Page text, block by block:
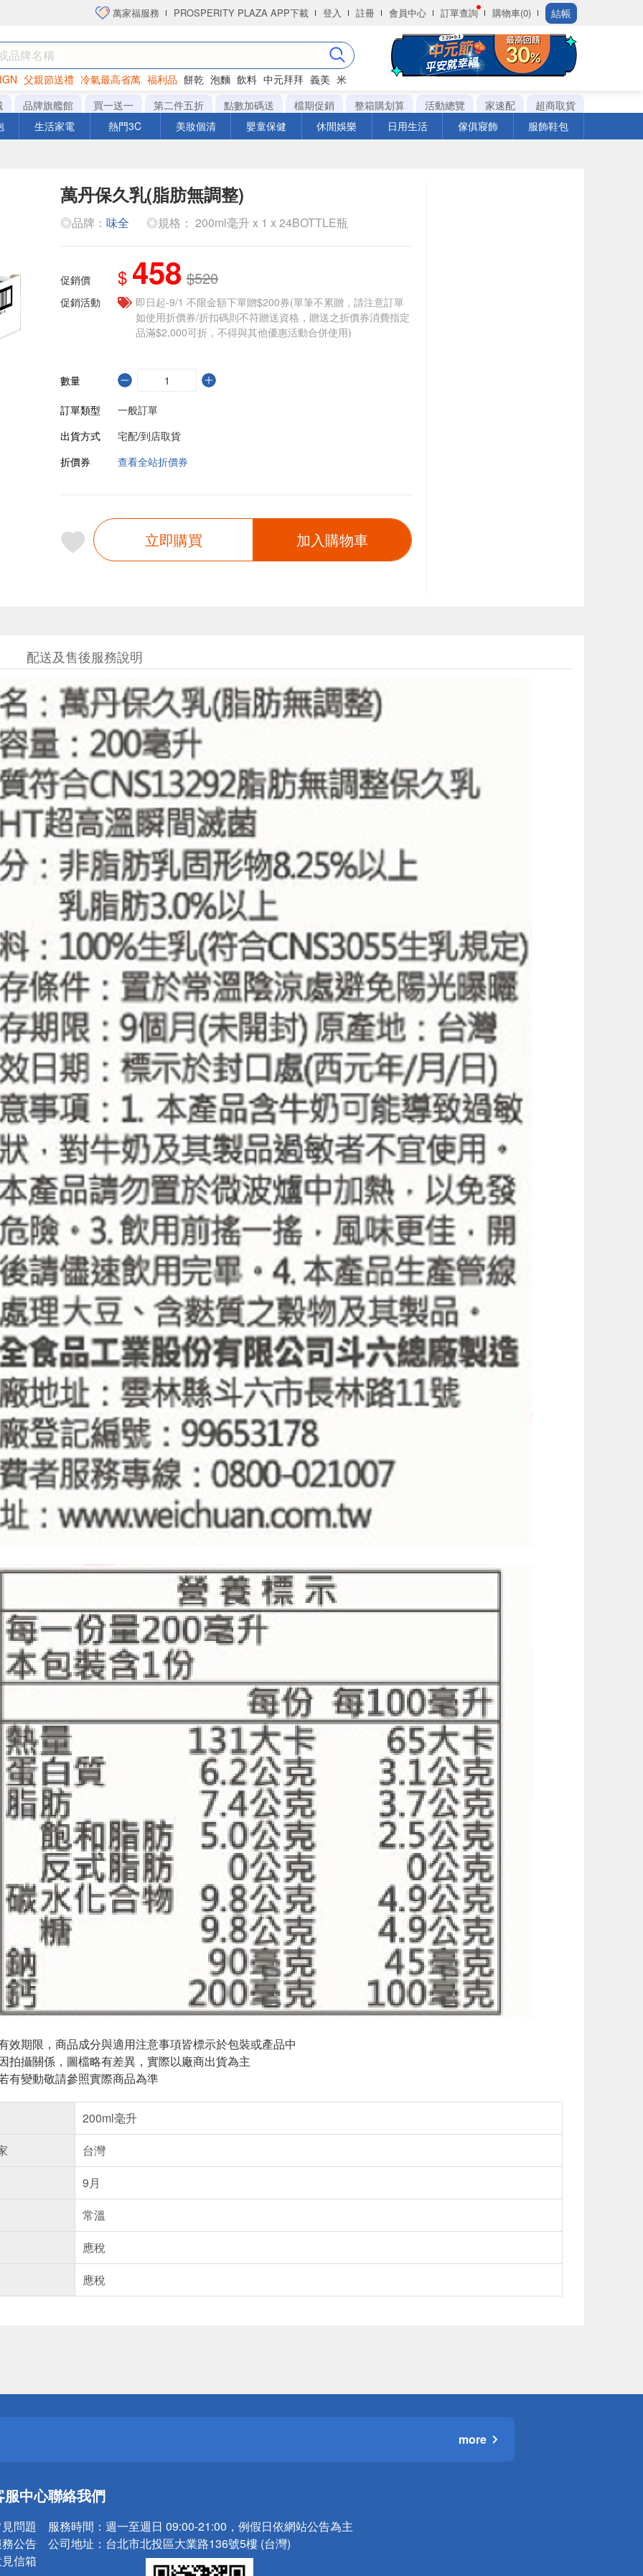
萬家福服務 PROSPERITY PLAZA APP下載 登入 註冊 會員中心 訂單查詢 購物車(0) 結帳
父親節送禮 冷氣最高省萬 福利品 餅乾 泡麵 飲料 中元拜拜 義美 米
衛生紙
品牌旗艦館 買一送一 第二件五折 點數加碼送 檔期促銷 整箱購划算 活動總覽 家速配
超商取貨
生活家電 熱門3C 美妝個清 嬰童保健 休閒娛樂 日用生活 傢俱寢飾 服飾鞋包
萬丹保久乳(脂肪無調整)
◎品牌： 味全 ◎規格： 200ml毫升 x 1 x 24BOTTLE瓶
促銷價 $ 458 $520
促銷活動
即日起-9/1 不限金額下單贈$200券(單筆不累贈，請注意訂單
如使用折價券/折扣碼則不符贈送資格，贈送之折價券消費指定
品滿$2,000可折，不得與其他優惠活動合併使用)
數量
訂單類型
一般訂單
出貨方式
宅配/到店取貨
折價券
查看全站折價券
立即購買 加入購物車
配送及售後服務說明
效期限，商品成分與適用注意事項皆標示於包裝或產品中
拍攝關係，圖檔略有差異，實際以廠商出貨為主
有變動敬請參照實際商品為準
200ml毫升
台灣
9月
常溫
應稅
應稅
小心！
小心！
more
服中心
問題
公告
信箱
聯絡我們
服務時間： 週一至週日 09:00-21:00，例假日依網站公告為主
公司地址： 台北市北投區大業路136號5樓 (台灣)